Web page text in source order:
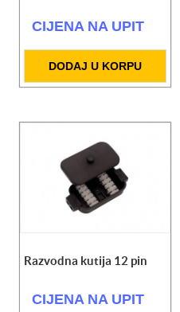
CIJENA NA UPIT
DODAJ U KORPU
Razvodna kutija 12 pin
CIJENA NA UPIT